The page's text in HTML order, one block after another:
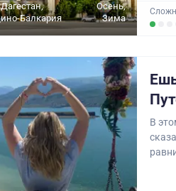
Балкария
Осень,
Зима
В